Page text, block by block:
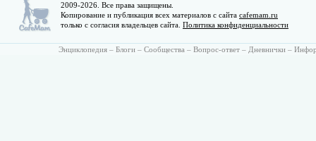
2009-2026. Все права защищены.
Копирование и публикация всех материалов с сайта cafemam.ru
только с согласия владельцев сайта. Политика конфиденциальности
Энциклопедия – Блоги – Сообщества – Вопрос-ответ – Дневнички –